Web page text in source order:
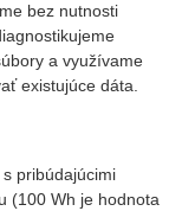
bez nutnosti
a využívame
existujúce dáta.
pribúdajúcimi
(100 Wh je hodnota